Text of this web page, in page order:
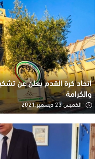
اتحاد كرة القدم يعلن عن
والكرامة
الخميس 23 ديسمبر,2021